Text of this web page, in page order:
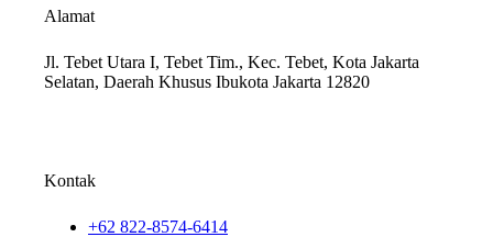
Alamat
Jl. Tebet Utara I, Tebet Tim., Kec. Tebet, Kota Jakarta
Selatan, Daerah Khusus Ibukota Jakarta 12820
Kontak
+62 822-8574-6414